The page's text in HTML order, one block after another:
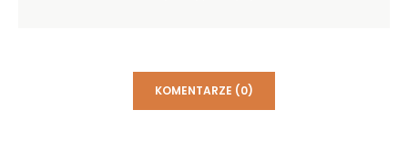
KOMENTARZE (0)